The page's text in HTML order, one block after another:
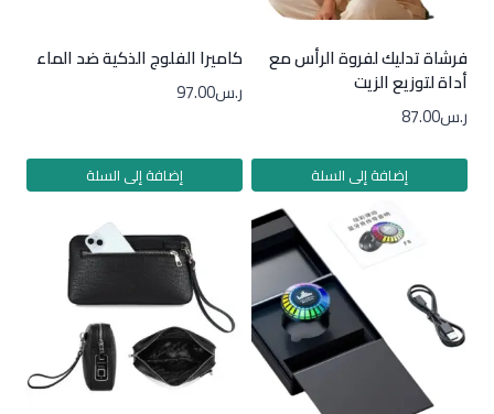
فرشاة تدليك لفروة الرأس مع
أداة لتوزيع الزيت
ر.س87.00
إضافة إلى السلة
كاميرا الفلوج الذكية ضد الماء
ر.س97.00
إضافة إلى السلة